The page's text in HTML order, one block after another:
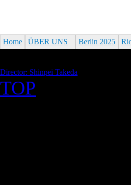
Home ÜBER UNS Berlin 2025
Director: Shinpei Takeda
TOP